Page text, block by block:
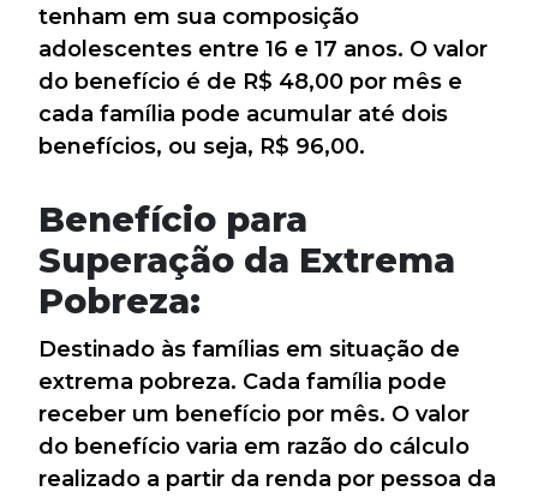
tenham em sua composição
adolescentes entre 16 e 17 anos. O valor
do benefício é de R$ 48,00 por mês e
cada família pode acumular até dois
benefícios, ou seja, R$ 96,00.
Benefício para
Superação da Extrema
Pobreza:
Destinado às famílias em situação de
extrema pobreza. Cada família pode
receber um benefício por mês. O valor
do benefício varia em razão do cálculo
realizado a partir da renda por pessoa da